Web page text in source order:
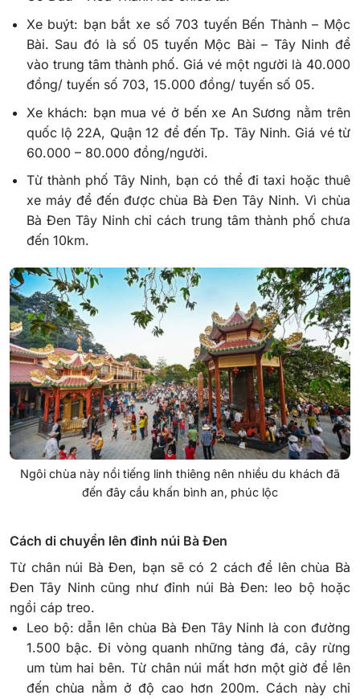
Xe buýt: bạn bắt xe số 703 tuyến Bến Thành – Mộc
Bài. Sau đó là số 05 tuyến Mộc Bài – Tây Ninh để
vào trung tâm thành phố. Giá vé một người là 40.000
đồng/ tuyến số 703, 15.000 đồng/ tuyến số 05.
Xe khách: bạn mua vé ở bến xe An Sương nằm trên
quốc lộ 22A, Quận 12 để đến Tp. Tây Ninh. Giá vé từ
60.000 – 80.000 đồng/người.
Từ thành phố Tây Ninh, bạn có thể đi taxi hoặc thuê
xe máy để đến được chùa Bà Đen Tây Ninh. Vì chùa
Bà Đen Tây Ninh chỉ cách trung tâm thành phố chưa
đến 10km.
Ngôi chùa này nổi tiếng linh thiêng nên nhiều du khách đã
đến đây cầu khấn bình an, phúc lộc
Cách di chuyển lên đỉnh núi Bà Đen
Từ chân núi Bà Đen, bạn sẽ có 2 cách để lên chùa Bà
Đen Tây Ninh cũng như đỉnh núi Bà Đen: leo bộ hoặc
ngồi cáp treo.
Leo bộ: dẫn lên chùa Bà Đen Tây Ninh là con đường
1.500 bậc. Đi vòng quanh những tảng đá, cây rừng
um tùm hai bên. Từ chân núi mất hơn một giờ để lên
đến chùa nằm ở độ cao hơn 200m. Cách này chỉ